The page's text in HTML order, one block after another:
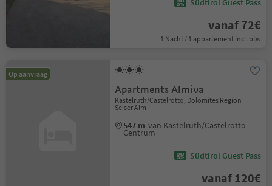
Südtirol Guest Pass
vanaf 72€
1 Nacht / 1 appartement Incl. btw
Op aanvraag
Apartments Almiva
Kastelruth/Castelrotto, Dolomites Region
Seiser Alm
547 m van Kastelruth/Castelrotto
Centrum
Südtirol Guest Pass
vanaf 120€